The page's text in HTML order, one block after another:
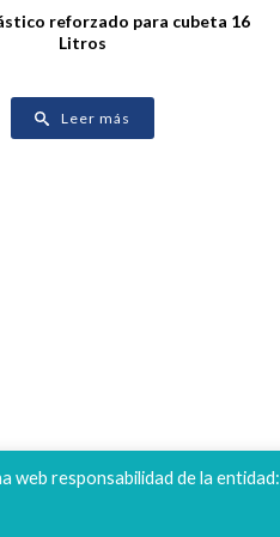
reforzado para cubeta 16
Litros
Leer más
web responsabilidad de la entidad: